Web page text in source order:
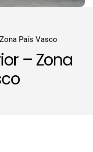
País Vasco
– Zona